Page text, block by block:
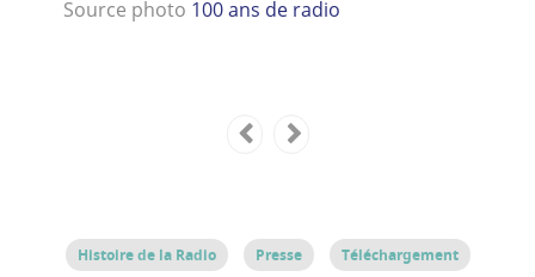
Source photo 100 ans de radio
Histoire de la Radio Presse Téléchargement